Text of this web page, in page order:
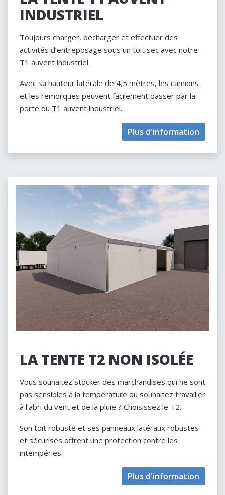
INDUSTRIEL
Toujours charger, décharger et effectuer des
activités d’entreposage sous un toit sec avec notre
T1 auvent industriel.
Avec sa hauteur latérale de 4,5 mètres, les camions
et les remorques peuvent facilement passer par la
porte du T1 auvent industriel.
Plus d'information
LA TENTE T2 NON ISOLÉE
Vous souhaitez stocker des marchandises qui ne sont
pas sensibles à la température ou souhaitez travailler
à l’abri du vent et de la pluie ? Choisissez le T2.
Son toit robuste et ses panneaux latéraux robustes
et sécurisés offrent une protection contre les
intempéries.
Plus d'information